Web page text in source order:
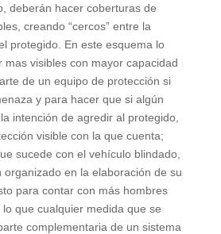
deberán hacer coberturas de
creando “cercos” entre la
protegido. En este esquema lo
mas visibles con mayor capacidad
de un equipo de protección si
y para hacer que si algún
intención de agredir al protegido,
visible con la que cuenta;
sucede con el vehículo blindado,
organizado en la elaboración de su
para contar con más hombres
que cualquier medida que se
complementaria de un sistema